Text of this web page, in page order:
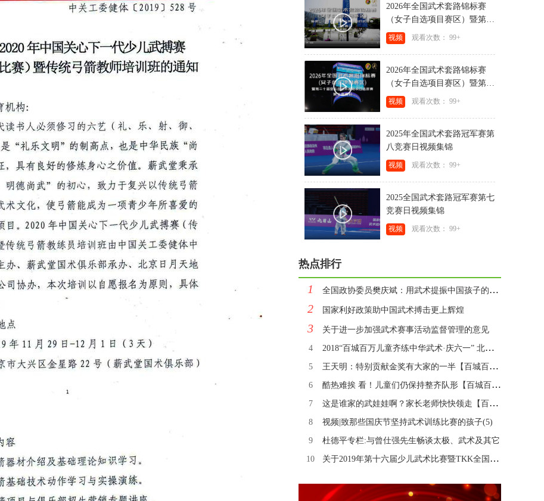
2026年全国武术套路锦标赛
（女子自选项目赛区）暨第二
十届亚运会武术套路项目选拔
赛第三竞赛日视频集锦
视频 观看次数： 99+
2026年全国武术套路锦标赛
（女子自选项目赛区）暨第二
十届亚运会武术套路项目选拔
赛第二竞赛日视频集锦
视频 观看次数： 99+
2025年全国武术套路冠军赛第
八竞赛日视频集锦
视频 观看次数： 99+
2025全国武术套路冠军赛第七
竞赛日视频集锦
视频 观看次数： 99+
热点排行
1 全国政协委员樊庆斌：用武术提振中国孩子的“精气神”
2 国家利好政策助中国武术搏击更上辉煌
3 关于进一步加强武术赛事活动监督管理的意见
4 2018“百城百万儿童齐练中华武术·庆六一” 北京主会场活动圆满闭幕！
5 王天明：特别贡献金奖有大家的一半【百城百万图集2】
6 酷热难挨 看！儿童们仍保持整齐队形【百城百万图集3】
7 这是谁家的武娃娃啊？家长老师快快领走【百城百万图集4】
8 视频|致那些国庆节坚持武术训练比赛的孩子(5)
9 杜德平专栏:与曾仕强先生畅谈太极、武术及其它
10 关于2019年第十六届少儿武术比赛暨TKK全国少儿武搏赛 安保及赛事观摩的通知